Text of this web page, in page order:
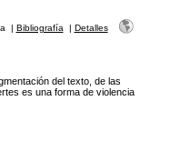
| Bibliografía | Detalles
del texto, de las
es una forma de violencia